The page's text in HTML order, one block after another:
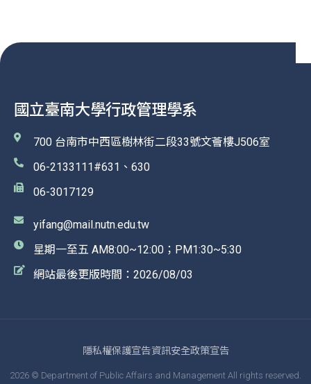
國立臺南大學行政管理學系
700 台南市中西區樹林街二段33號文薈樓J506室
06-2133111#631、630
06-3017129
yifang@mail.nutn.edu.tw
星期一至五 AM8:00~12:00；PM1:30~5:30
網站最後更版時間：2026/08/03
隱私權保護宣告資訊安全政策宣告
2026 © Department of Public Affairs and Management All rights reserved.